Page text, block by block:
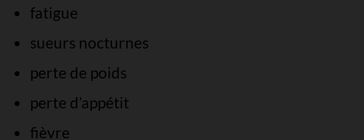
fatigue
sueurs nocturnes
perte de poids
perte d’appétit
fièvre